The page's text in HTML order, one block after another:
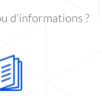
d'informations ?